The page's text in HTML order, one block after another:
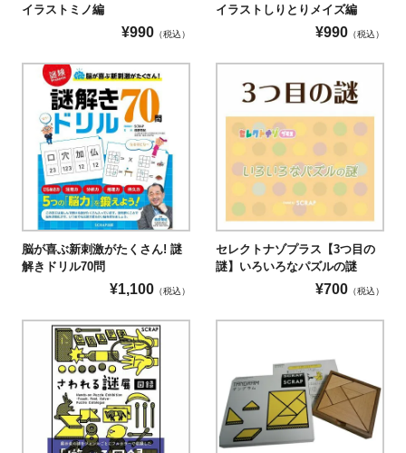
イラストミノ編
¥990 （税込）
イラストしりとりメイズ編
¥990 （税込）
脳が喜ぶ新刺激がたくさん! 謎
解きドリル70問
¥1,100 （税込）
セレクトナゾプラス【3つ目の
謎】いろいろなパズルの謎
¥700 （税込）